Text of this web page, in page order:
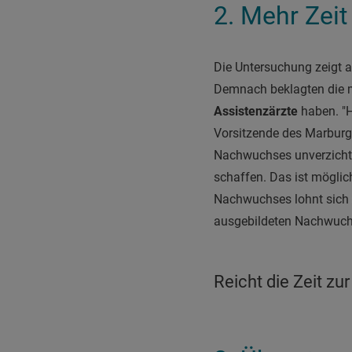
2. Mehr
Die Untersuchung zeigt
Demnach beklagten die
Assistenzärzte haben.
Vorsitzende des
Nachwuchses
schaffen. Das ist
Nachwuchses lohnt
ausgebildeten
Reicht die Zeit